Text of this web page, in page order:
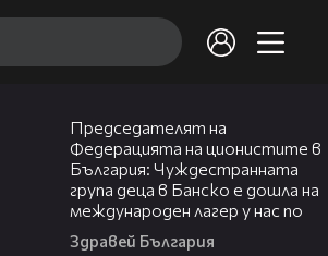
Председателят на
Федерацията на ционистите в
България: Чуждестранната
група деца в Банско е дошла на
международен лагер у нас по
Здравей България